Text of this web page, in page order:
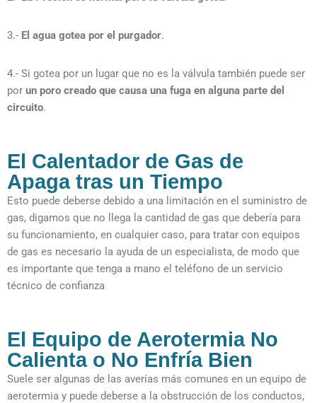
3.- El agua gotea por el purgador.
4.- Si gotea por un lugar que no es la válvula también puede ser
por un poro creado que causa una fuga en alguna parte del
circuito.
El Calentador de Gas de
Apaga tras un Tiempo
Esto puede deberse debido a una limitación en el suministro de
gas, digamos que no llega la cantidad de gas que debería para
su funcionamiento, en cualquier caso, para tratar con equipos
de gas es necesario la ayuda de un especialista, de modo que
es importante que tenga a mano el teléfono de un servicio
técnico de confianza
El Equipo de Aerotermia No
Calienta o No Enfría Bien
Suele ser algunas de las averías más comunes en un equipo de
aerotermia y puede deberse a la obstrucción de los conductos,